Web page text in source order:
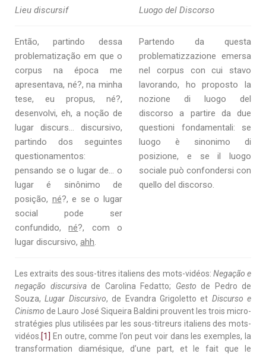
Lieu discursif Luogo del Discorso
Então, partindo dessa
problematização em que o
corpus na época me
apresentava, né?, na minha
tese, eu propus, né?,
desenvolvi, eh, a noção de
lugar discurs… discursivo,
partindo dos seguintes
questionamentos:
pensando se o lugar de… o
lugar é sinônimo de
posição, né?, e se o lugar
social pode ser
confundido,né?, com o
lugar discursivo, ahh.
Partendo da questa
problematizzazione emersa
nel corpus con cui stavo
lavorando, ho proposto la
nozione di luogo del
discorso a partire da due
questioni fondamentali: se
luogo è sinonimo di
posizione, e se il luogo
sociale può confondersi con
quello del discorso.
Les extraits des sous-titres italiens des mots-vidéos: Negação e
negação discursivade Carolina Fedatto; Gesto de Pedro de
Souza,Lugar Discursivo, de Evandra Grigoletto et Discurso e
Cinismo de Lauro José Siqueira Baldini prouvent les trois micro-
stratégies plus utilisées par les sous-titreurs italiens des mots-
vidéos. [1] En outre, comme l’on peut voir dans les exemples, la
transformation diamésique, d’une part, et le fait que le